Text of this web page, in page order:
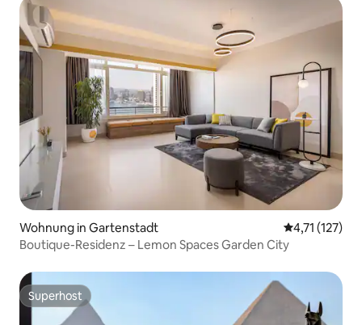
Wohnung in Gartenstadt
4,71 (127)
Boutique-Residenz – Lemon Spaces Garden City
Superhost
Superhost